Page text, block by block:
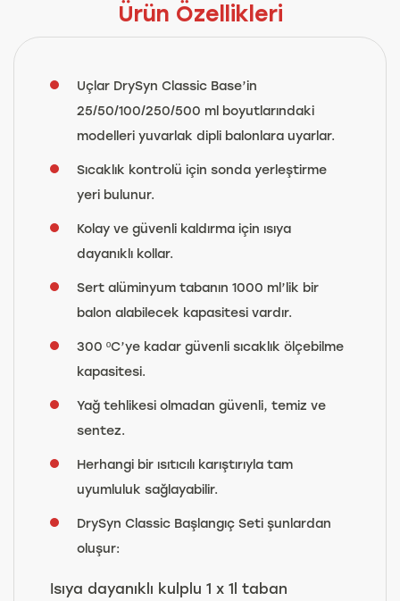
Ürün Özellikleri
Uçlar DrySyn Classic Base’in
25/50/100/250/500 ml boyutlarındaki
modelleri yuvarlak dipli balonlara uyarlar.
Sıcaklık kontrolü için sonda yerleştirme
yeri bulunur.
Kolay ve güvenli kaldırma için ısıya
dayanıklı kollar.
Sert alüminyum tabanın 1000 ml’lik bir
balon alabilecek kapasitesi vardır.
300 ºC’ye kadar güvenli sıcaklık ölçebilme
kapasitesi.
Yağ tehlikesi olmadan güvenli, temiz ve
sentez.
Herhangi bir ısıtıcılı karıştırıyla tam
uyumluluk sağlayabilir.
DrySyn Classic Başlangıç Seti şunlardan
oluşur:
Isıya dayanıklı kulplu 1 x 1l taban